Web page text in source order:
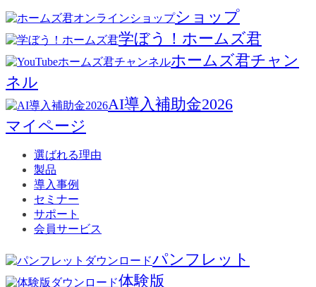
ショップ
学ぼう！ホームズ君
ホームズ君チャン
ネル
AI導入補助金2026
マイページ
選ばれる理由
製品
導入事例
セミナー
サポート
会員サービス
パンフレット
体験版